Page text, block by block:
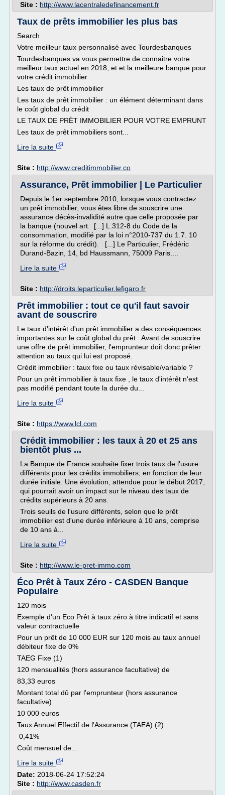
Site : http://www.lacentraledefinancement.fr
Taux de prêts immobilier les plus bas
Search
Votre meilleur taux personnalisé avec Tourdesbanques
Tourdesbanques va vous permettre de connaitre votre
meilleur taux actuel en 2018, et et la meilleure banque pour
votre crédit immobilier
Les taux de prêt immobilier
Les taux de prêt immobilier : un élément déterminant dans
le coût global du crédit
LE TAUX DE PRËT IMMOBILIER POUR VOTRE EMPRUNT
Les taux de prêt immobiliers sont...
Lire la suite
Site : http://www.creditimmobilier.co
Assurance, Prêt immobilier | Le Particulier
Depuis le 1er septembre 2010, lorsque vous contractez
un prêt immobilier, vous êtes libre de souscrire une
assurance décès-invalidité autre que celle proposée par
la banque (nouvel art. [...] L.312-8 du Code de la
consommation, modifié par la loi n°2010-737 du 1.7. 10
sur la réforme du crédit). [...] Le Particulier, Frédéric
Durand-Bazin, 14, bd Haussmann, 75009 Paris....
Lire la suite
Site : http://droits.leparticulier.lefigaro.fr
Prêt immobilier : tout ce qu'il faut savoir
avant de souscrire
Le taux d'intérêt d'un prêt immobilier a des conséquences
importantes sur le coût global du prêt . Avant de souscrire
une offre de prêt immobilier, l'emprunteur doit donc prêter
attention au taux qui lui est proposé.
Crédit immobilier : taux fixe ou taux révisable/variable ?
Pour un prêt immobilier à taux fixe , le taux d'intérêt n'est
pas modifié pendant toute la durée du...
Lire la suite
Site : https://www.lcl.com
Crédit immobilier : les taux à 20 et 25 ans
bientôt plus ...
La Banque de France souhaite fixer trois taux de l'usure
différents pour les crédits immobiliers, en fonction de leur
durée initiale. Une évolution, attendue pour le début 2017,
qui pourrait avoir un impact sur le niveau des taux de
crédits supérieurs à 20 ans.
Trois seuils de l'usure différents, selon que le prêt
immobilier est d'une durée inférieure à 10 ans, comprise
de 10 ans à...
Lire la suite
Site : http://www.le-pret-immo.com
Éco Prêt à Taux Zéro - CASDEN Banque
Populaire
120 mois
Exemple d'un Eco Prêt à taux zéro à titre indicatif et sans
valeur contractuelle
Pour un prêt de 10 000 EUR sur 120 mois au taux annuel
débiteur fixe de 0%
TAEG Fixe (1)
120 mensualités (hors assurance facultative) de
83,33 euros
Montant total dû par l'emprunteur (hors assurance
facultative)
10 000 euros
Taux Annuel Effectif de l'Assurance (TAEA) (2)
0,41%
Coût mensuel de...
Lire la suite
Date: 2018-06-24 17:52:24
Site : http://www.casden.fr